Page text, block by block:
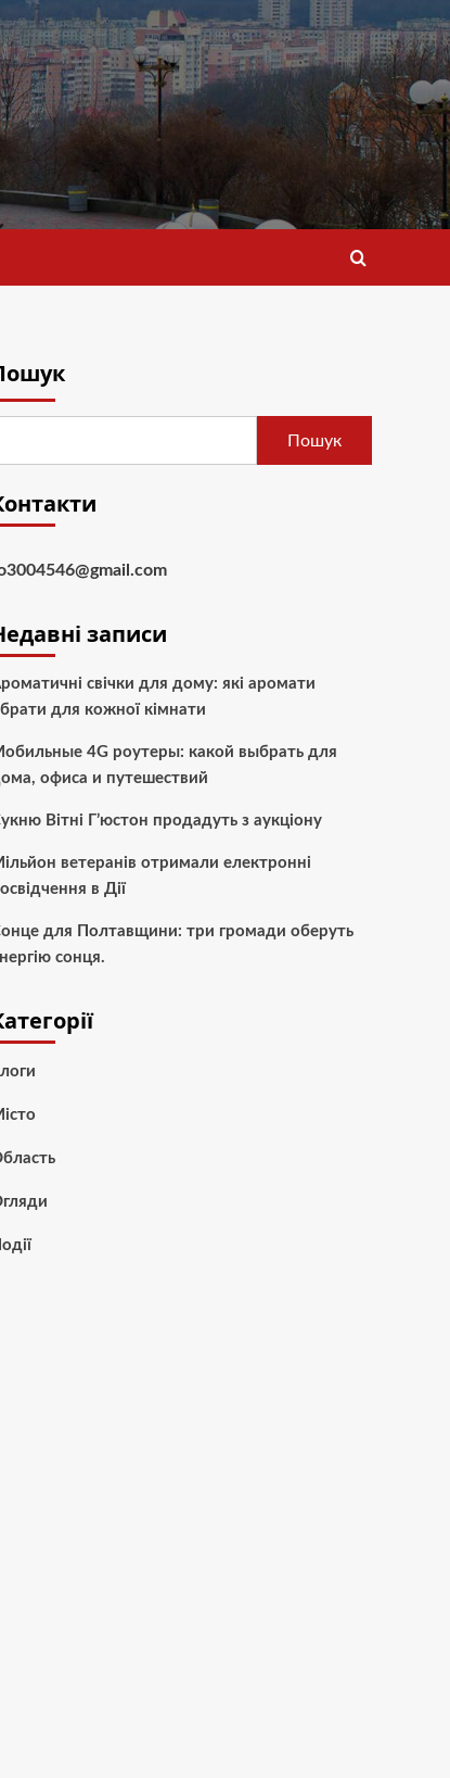
Пошук
записи
свічки для дому: які аромати
для кожної кімнати
4G роутеры: какой выбрать для
офиса и путешествий
Вітні Г’юстон продадуть з аукціону
ветеранів отримали електронні
в Дії
для Полтавщини: три громади оберуть
сонця.